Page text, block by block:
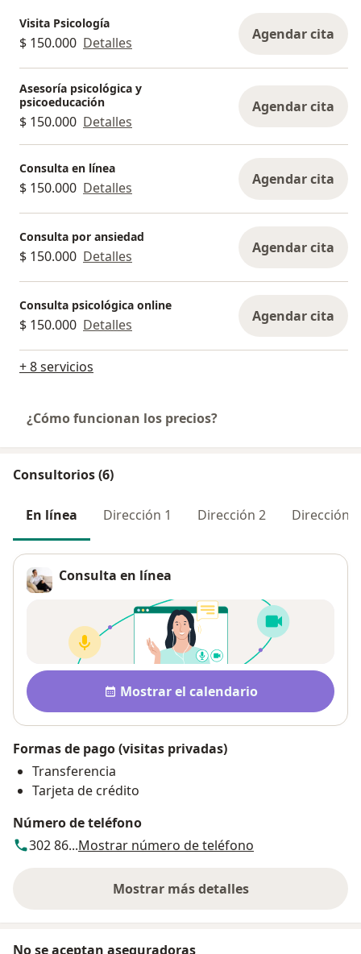
Visita Psicología
$ 150.000 Detalles Agendar cita
Asesoría psicológica y
psicoeducación
$ 150.000 Detalles
Agendar cita
Consulta en línea
$ 150.000 Detalles Agendar cita
Consulta por ansiedad
$ 150.000 Detalles Agendar cita
Consulta psicológica online
$ 150.000 Detalles Agendar cita
+ 8 servicios
¿Cómo funcionan los precios?
Consultorios (6)
En línea Dirección 1 Dirección 2 Dirección 3
Consulta en línea
Disponibilidad
Mostrar el calendario
Formas de pago (visitas privadas)
Transferencia
Tarjeta de crédito
Número de teléfono
302 86...Mostrar número de teléfono
Mostrar más detalles
sobre la dirección
No se aceptan aseguradoras